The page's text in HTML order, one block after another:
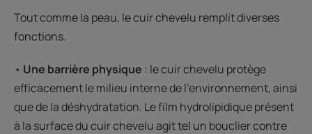
Tout comme la peau, le cuir chevelu remplit diverses
fonctions.
• Une barrière physique : le cuir chevelu protège
efficacement le milieu interne de l’environnement, ainsi
que de la déshydratation. Le film hydrolipidique présent
à la surface du cuir chevelu agit tel un bouclier contre